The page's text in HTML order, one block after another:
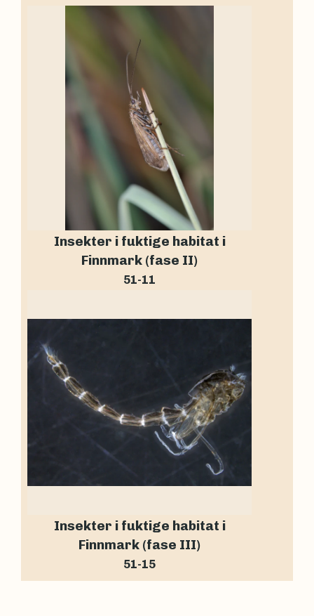
Insekter i fuktige habitat i
Finnmark (fase II)
51-11
Insekter i fuktige habitat i
Finnmark (fase III)
51-15